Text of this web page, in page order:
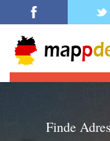
Finde